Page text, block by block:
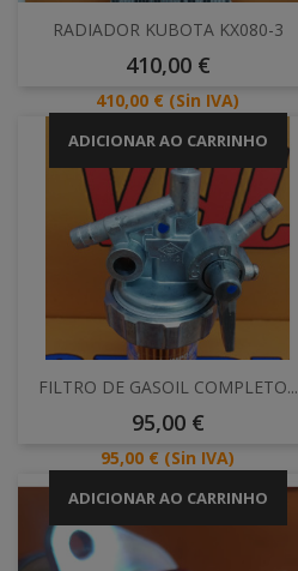
RADIADOR KUBOTA KX080-3
Preço
410,00 €
Preço
410,00 € (Sin IVA)
ADICIONAR AO CARRINHO
FILTRO DE GASOIL COMPLETO...
Preço
95,00 €
Preço
95,00 € (Sin IVA)
ADICIONAR AO CARRINHO